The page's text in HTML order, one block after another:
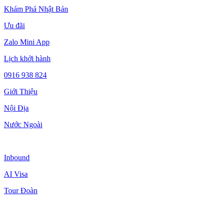
Khám Phá Nhật Bản
Ưu đãi
Zalo Mini App
Lịch khởi hành
0916 938 824
Giới Thiệu
Nội Địa
Nước Ngoài
Inbound
AI Visa
Tour Đoàn